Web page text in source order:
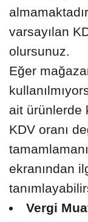
varsayılan
olursunuz.
Eğer
ait ürünlerde
KDV oranı
ekranından
Vergi